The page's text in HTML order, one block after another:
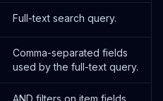
OUVRIR
Full-text search query.
Comma-separated fields
used by the full-text query.
AND filters on item fields.